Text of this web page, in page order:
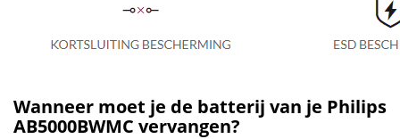
Wanneer moet je de batterij van je Philips
AB5000BWMC vervangen?